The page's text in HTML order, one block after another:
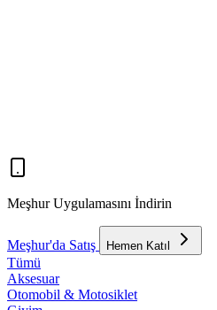
Meşhur Uygulamasını İndirin
Meşhur'da Satış Hemen Katıl
Tümü
Aksesuar
Otomobil & Motosiklet